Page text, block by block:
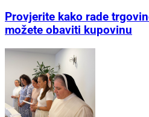
Provjerite kako rade
možete obaviti kupovinu